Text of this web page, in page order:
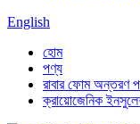
English
হোম
পণ্য
রাবার ফোম অন্তরণ
ক্রায়োজেনিক